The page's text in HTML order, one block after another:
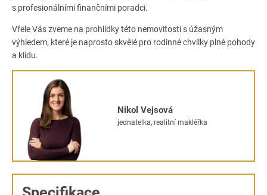
s profesionálními finančními poradci.
Vřele Vás zveme na prohlídky této nemovitosti s úžasným
výhledem, které je naprosto skvělé pro rodinné chvilky plné pohody
a klidu.
Nikol Vejsová
jednatelka, realitní makléřka